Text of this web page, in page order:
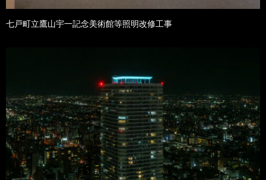
七戸町立鷹山宇一記念美術館等照明改修工事